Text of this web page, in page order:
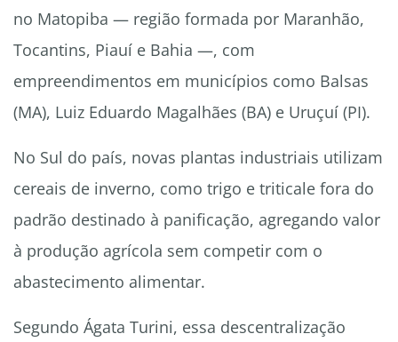
no Matopiba — região formada por Maranhão,
Tocantins, Piauí e Bahia —, com
empreendimentos em municípios como Balsas
(MA), Luiz Eduardo Magalhães (BA) e Uruçuí (PI).
No Sul do país, novas plantas industriais utilizam
cereais de inverno, como trigo e triticale fora do
padrão destinado à panificação, agregando valor
à produção agrícola sem competir com o
abastecimento alimentar.
Segundo Ágata Turini, essa descentralização